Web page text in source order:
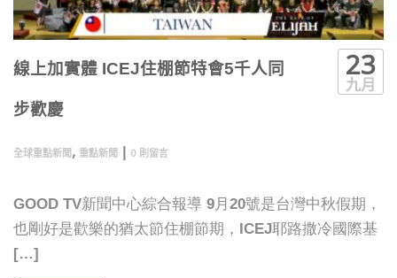
線上加實體 ICEJ住棚節特會5千人同
步歡慶
全球重點新聞, 重點新聞 | 0 則留言
23
九月
GOOD TV新聞中心綜合報導 9月20號是台灣中秋假期，
也剛好是歡樂的猶太節住棚節期，ICEJ耶路撒冷國際基
[…]